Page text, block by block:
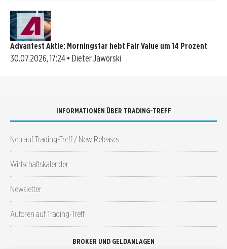
Advantest Aktie: Morningstar hebt Fair Value um 14 Prozent
30.07.2026, 17:24 • Dieter Jaworski
INFORMATIONEN ÜBER TRADING-TREFF
Neu auf Trading-Treff / New Releases
Wirtschaftskalender
Newsletter
Autoren auf Trading-Treff
BROKER UND GELDANLAGEN